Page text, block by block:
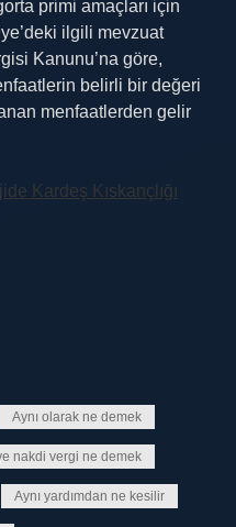
primi amaçları için
ilgili mevzuat
Kanunu’na göre,
belirli bir değeri
menfaatlerden gelir
Kardeş Kıskançlığı
Aynı olarak ne demek
nakdi vergi ne demek
Aynı yardımdan ne kesilir